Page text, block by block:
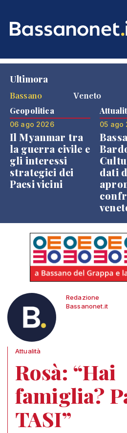
Ultimora
Bassano
Veneto
Geopolitica
06 ago 2026
Il Myanmar tra
la guerra civile e
gli interessi
strategici dei
Paesi vicini
05 ago
dati
Redazione
Bassanonet.it
Attualità
Rosà: “Hai
famiglia?
TASI”